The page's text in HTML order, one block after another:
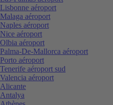
Lisbonne aéroport
Malaga aéroport
Naples aéroport
Nice aéroport
Olbia aéroport
Palma-De-Mallorca aéroport
Porto aéroport
Tenerife aéroport sud
Valencia aéroport
Alicante
Antalya